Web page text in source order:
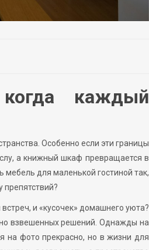
каждый
Особенно если эти границы
а книжный шкаф превращается в
мебель для маленькой гостиной так,
и «кусочек» домашнего уюта?
взвешенных решений. Однажды на
на фото прекрасно, но в жизни для